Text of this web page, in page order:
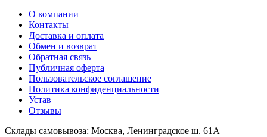
О компании
Контакты
Доставка и оплата
Обмен и возврат
Обратная связь
Публичная оферта
Пользовательское соглашение
Политика конфиденциальности
Устав
Отзывы
Склады самовывоза: Москва, Ленинградское ш. 61А